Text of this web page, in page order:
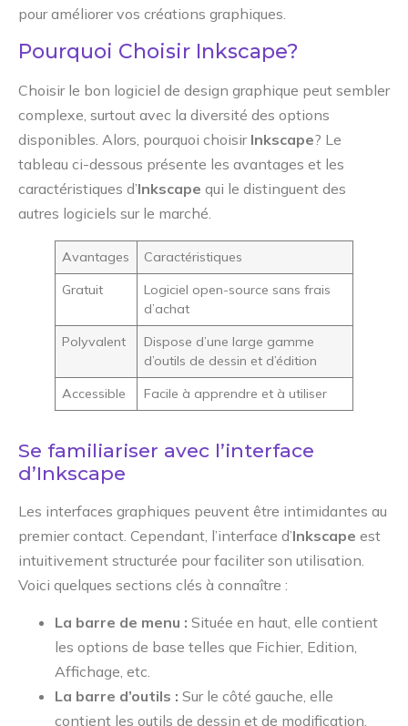
pour améliorer vos créations graphiques.
Pourquoi Choisir Inkscape?
Choisir le bon logiciel de design graphique peut sembler
complexe, surtout avec la diversité des options
disponibles. Alors, pourquoi choisir Inkscape? Le
tableau ci-dessous présente les avantages et les
caractéristiques d’Inkscape qui le distinguent des
autres logiciels sur le marché.
Avantages
Caractéristiques
Gratuit
Logiciel open-source sans frais
d’achat
Polyvalent
Dispose d’une large gamme
d’outils de dessin et d’édition
Accessible
Facile à apprendre et à utiliser
Se familiariser avec l’interface
d’Inkscape
Les interfaces graphiques peuvent être intimidantes au
premier contact. Cependant, l’interface d’Inkscape est
intuitivement structurée pour faciliter son utilisation.
Voici quelques sections clés à connaître :
La barre de menu : Située en haut, elle contient
les options de base telles que Fichier, Edition,
Affichage, etc.
La barre d’outils : Sur le côté gauche, elle
contient les outils de dessin et de modification.